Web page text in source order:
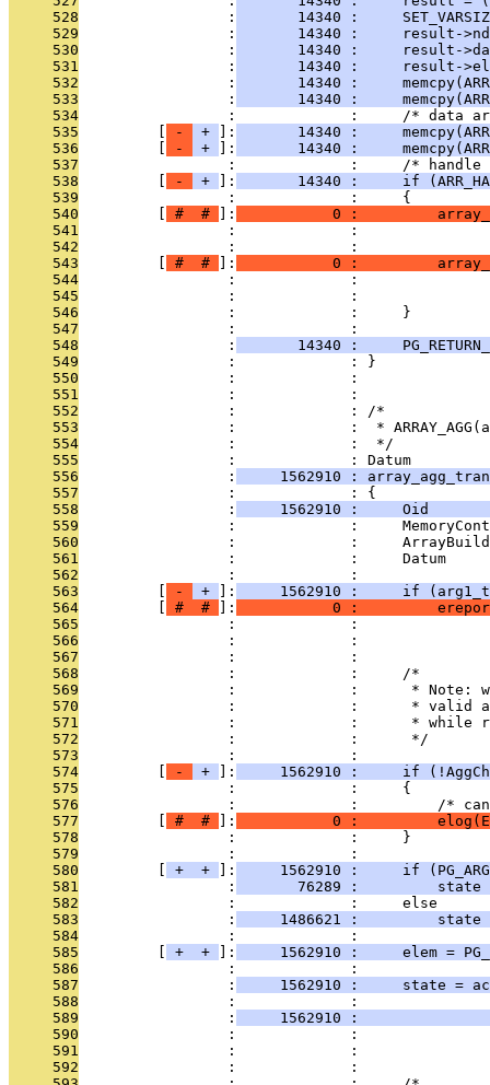
     528
                 :
14340 :
     529
                 :
14340 :     result-
     530
                 :
14340 :     result-
     531
                 :
14340 :     result-
     532
                 :
14340 :
     533
                 :
14340 :
     534
:             :     /* data
     535
- + ]:
14340 :
     536
- + ]:
14340 :
     537
:             :     /* handle
     538
- + ]:
14340 :     if
     539
                 :             :     {
     540
# # ]:
0 :
     541
:             :
     542
:             :
     543
# # ]:
0 :
     544
:             :
     545
:             :
     546
                 :             :     }
     547
                 :             :
     548
                 :
14340 :
     549
                 :             : }
     550
                 :             :
     551
                 :             :
     552
                 :             : /*
     553
:             :  *
     554
                 :             :  */
     555
                 :             : Datum
     556
                 :
1562910 :
     557
                 :             : {
     558
                 :
1562910 :     Oid
     559
:             :
     560
:             :
     561
:             :     Datum
     562
                 :             :
     563
- + ]:
1562910 :     if
     564
# # ]:
0 :
     565
:             :
     566
:             :
     567
                 :             :
     568
                 :             :     /*
     569
:             :      * Note:
     570
:             :      * valid
     571
:             :      * while
     572
                 :             :      */
     573
                 :             :
     574
- + ]:
1562910 :     if
     575
                 :             :     {
     576
:             :         /*
     577
# # ]:
0 :
     578
                 :             :     }
     579
                 :             :
     580
+ + ]:
1562910 :     if
     581
                 :
76289 :         state
     582
                 :             :     else
     583
                 :
1486621 :         state
     584
                 :             :
     585
+ + ]:
1562910 :     elem =
     586
                 :             :
     587
                 :
1562910 :     state =
     588
:             :
     589
                 :
1562910 :
     590
:             :
     591
:             :
     592
                 :             :